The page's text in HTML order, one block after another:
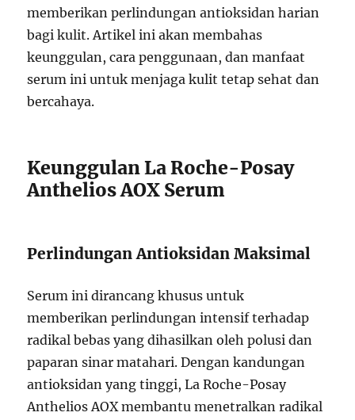
memberikan perlindungan antioksidan harian
bagi kulit. Artikel ini akan membahas
keunggulan, cara penggunaan, dan manfaat
serum ini untuk menjaga kulit tetap sehat dan
bercahaya.
Keunggulan La Roche-Posay
Anthelios AOX Serum
Perlindungan Antioksidan Maksimal
Serum ini dirancang khusus untuk
memberikan perlindungan intensif terhadap
radikal bebas yang dihasilkan oleh polusi dan
paparan sinar matahari. Dengan kandungan
antioksidan yang tinggi, La Roche-Posay
Anthelios AOX membantu menetralkan radikal